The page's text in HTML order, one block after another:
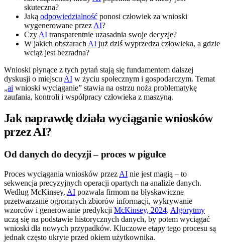
skuteczna?
Jaką odpowiedzialność ponosi człowiek za wnioski
wygenerowane przez AI?
Czy AI transparentnie uzasadnia swoje decyzje?
W jakich obszarach AI już dziś wyprzedza człowieka, a gdzie
wciąż jest bezradna?
Wnioski płynące z tych pytań stają się fundamentem dalszej
dyskusji o miejscu AI w życiu społecznym i gospodarczym. Temat
„ai wnioski wyciąganie” stawia na ostrzu noża problematykę
zaufania, kontroli i współpracy człowieka z maszyną.
Jak naprawdę działa wyciąganie wniosków
przez AI?
Od danych do decyzji – proces w pigułce
Proces wyciągania wniosków przez AI nie jest magią – to
sekwencja precyzyjnych operacji opartych na analizie danych.
Według McKinsey, AI pozwala firmom na błyskawiczne
przetwarzanie ogromnych zbiorów informacji, wykrywanie
wzorców i generowanie predykcji McKinsey, 2024. Algorytmy
uczą się na podstawie historycznych danych, by potem wyciągać
wnioski dla nowych przypadków. Kluczowe etapy tego procesu są
jednak często ukryte przed okiem użytkownika.